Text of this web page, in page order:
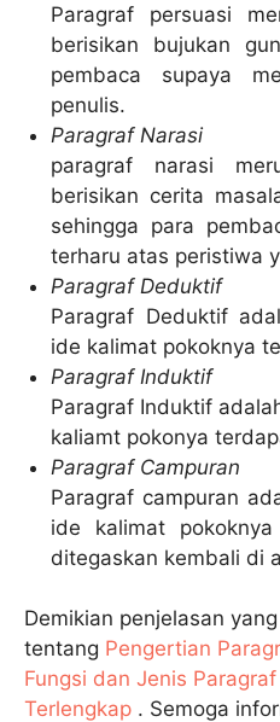
Paragraf persuasi
berisikan bujukan
pembaca supaya
penulis.
Paragraf Narasi
paragraf narasi
berisikan cerita
sehingga para
terharu atas peristiwa
Paragraf Deduktif
Paragraf Deduktif
ide kalimat pokoknya
Paragraf Induktif
Paragraf Induktif
kaliamt pokonya
Paragraf Campuran
Paragraf campuran
ide kalimat
ditegaskan kembali di
Demikian penjelasan
tentang Pengertian
Fungsi dan Jenis
Terlengkap . Semoga